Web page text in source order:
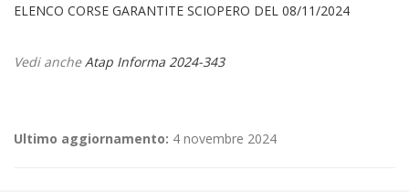
ELENCO CORSE GARANTITE SCIOPERO DEL 08/11/2024
Vedi ancheAtap Informa 2024-343
Ultimo aggiornamento: 4 novembre 2024